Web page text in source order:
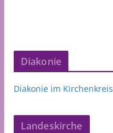
Diakonie
Diakonie im Kirchenkreis
Landeskirche